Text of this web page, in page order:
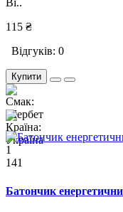
Ві..
115 ₴
Відгуків: 0
Купити
1
141
Батончик